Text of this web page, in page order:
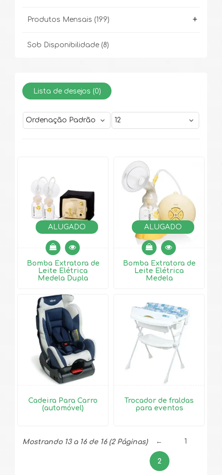
Produtos Mensais +
(199)
Sob Disponibilidade (8)
Lista de desejos (0)
ALUGADO
Bomba Extratora de
Leite Elétrica
Medela Dupla
ALUGADO
Bomba Extratora de
Leite Elétrica
Medela
Cadeira Para Carro
(automóvel)
Trocador de fraldas
para eventos
Mostrando 13 a 16 de 16 (2 Páginas) ← 1
2